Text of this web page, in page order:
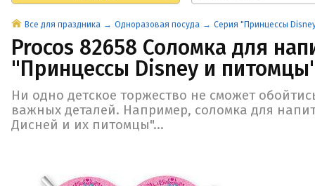
Все для праздника Одноразовая посуда Серия "Принцессы
Procos 82658 Соломка для
"Принцессы Disney и
Ни одно детское торжество не сможет
важных деталей. Например, соломка для
Дисней и их питомцы"...